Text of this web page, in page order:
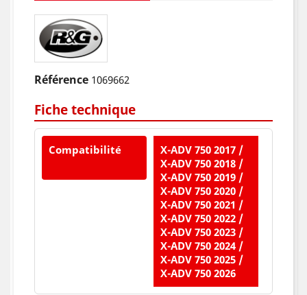
Référence 1069662
Fiche technique
Compatibilité
X-ADV 750 2017 /
X-ADV 750 2018 /
X-ADV 750 2019 /
X-ADV 750 2020 /
X-ADV 750 2021 /
X-ADV 750 2022 /
X-ADV 750 2023 /
X-ADV 750 2024 /
X-ADV 750 2025 /
X-ADV 750 2026